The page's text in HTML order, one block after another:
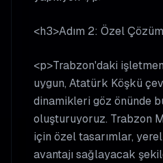
<h3>Adım 2: Özel
<p>Trabzon'daki
uygun, Atatürk Köşkü
dinamikleri göz önünde
oluşturuyoruz. Trabzon
için özel tasarımlar,
avantajı sağlayacak